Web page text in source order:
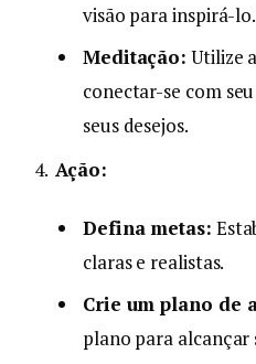
visão para inspirá-lo.
Meditação: Utilize
conectar-se com
seus desejos.
Ação:
Defina metas:
claras e realistas.
Crie um plano de
plano para alcançar